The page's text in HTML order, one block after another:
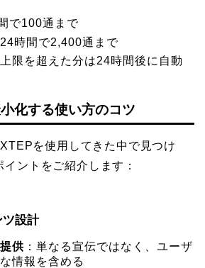
で100通まで
24時間で2,400通まで
上限を超えた分は24時間後に自動
化する使い方のコツ
を使用してきた中で見つけ
ントをご紹介します：
ツ設計
供 ：単なる宣伝ではなく、ユーザ
情報を含める